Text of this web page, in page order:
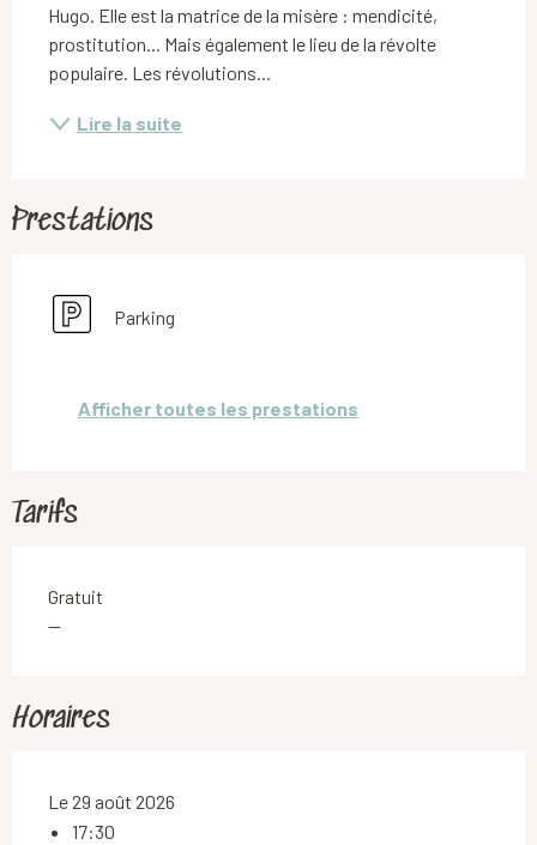
Hugo. Elle est la matrice de la misère : mendicité,
prostitution... Mais également le lieu de la révolte
populaire. Les révolutions...
Lire la suite
Prestations
Parking
Afficher toutes les prestations
Tarifs
Gratuit
—
Horaires
Le 29 août 2026
17:30